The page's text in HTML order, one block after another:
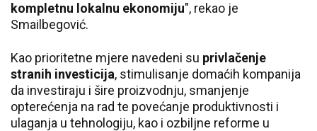
kompletnu lokalnu ekonomiju", rekao je
Smailbegović.
Kao prioritetne mjere navedeni su privlačenje
stranih investicija, stimulisanje domaćih kompanija
da investiraju i šire proizvodnju, smanjenje
opterećenja na rad te povećanje produktivnosti i
ulaganja u tehnologiju, kao i ozbiljne reforme u